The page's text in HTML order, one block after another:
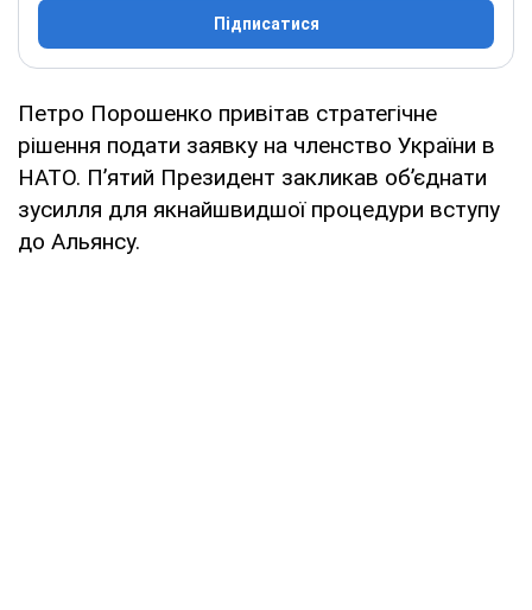
Підписатися
Петро Порошенко привітав стратегічне
рішення подати заявку на членство України в
НАТО. П’ятий Президент закликав об’єднати
зусилля для якнайшвидшої процедури вступу
до Альянсу.